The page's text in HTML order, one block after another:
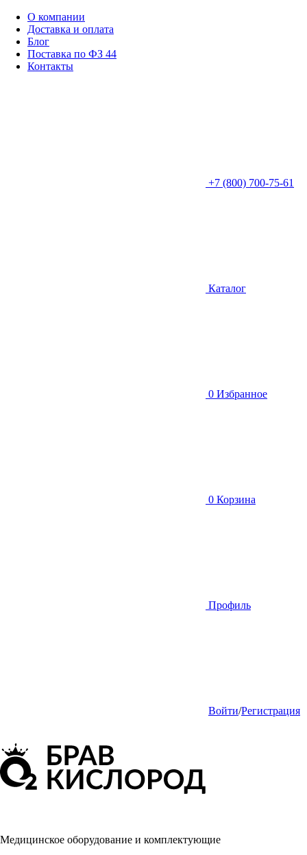
О компании
Доставка и оплата
Блог
Поставка по ФЗ 44
Контакты
+7 (800) 700-75-61
Каталог
0 Избранное
0 Корзина
Профиль
Войти/Регистрация
Медицинское оборудование и комплектующие